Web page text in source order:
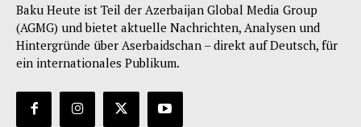
Baku Heute ist Teil der Azerbaijan Global Media Group
(AGMG) und bietet aktuelle Nachrichten, Analysen und
Hintergründe über Aserbaidschan – direkt auf Deutsch, für
ein internationales Publikum.